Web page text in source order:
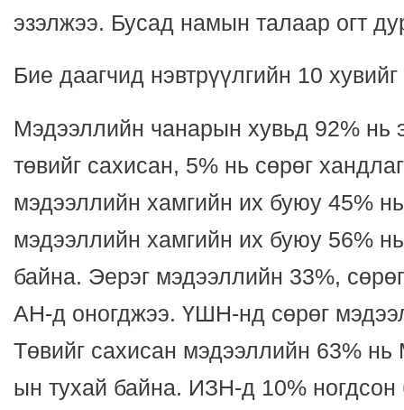
эзэлжээ. Бусад намын талаар огт
Бие даагчид нэвтрүүлгийн 10
Мэдээллийн чанарын хувьд 92% нь
төвийг сахисан, 5% нь сөрөг
мэдээллийн хамгийн их буюу 45%
мэдээллийн хамгийн их буюу 56%
байна. Эерэг мэдээллийн 33%,
АН-д оногджээ. ҮШН-нд сөрөг
Төвийг сахисан мэдээллийн 63%
ын тухай байна. ИЗН-д 10%